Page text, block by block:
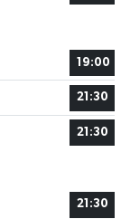
19:00
21:30
21:30
21:30